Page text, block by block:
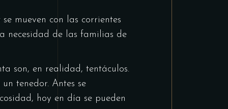
mueven con las corrientes
necesidad de las familias de
son, en realidad, tentáculos.
tenedor. Antes se
hoy en día se pueden